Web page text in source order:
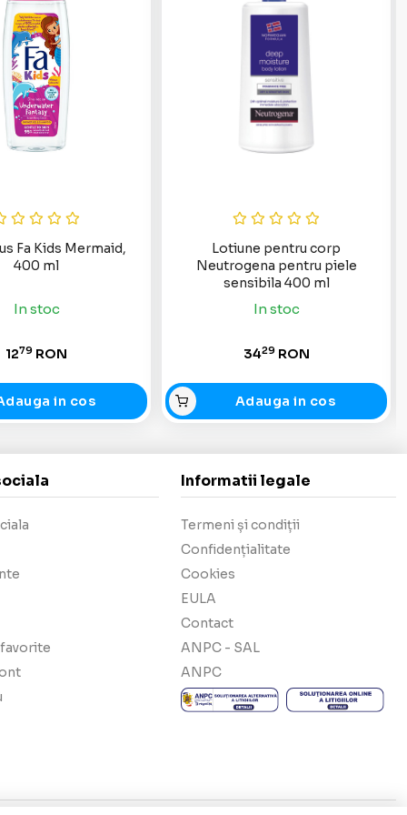
Fa Kids Mermaid,
400 ml
In stoc
1279 RON
in cos
Lotiune pentru corp
Neutrogena pentru piele
sensibila 400 ml
In stoc
3429RON
Adauga in cos
Informatii legale
Termeni și condiții
Confidențialitate
Cookies
EULA
Contact
ANPC - SAL
ANPC